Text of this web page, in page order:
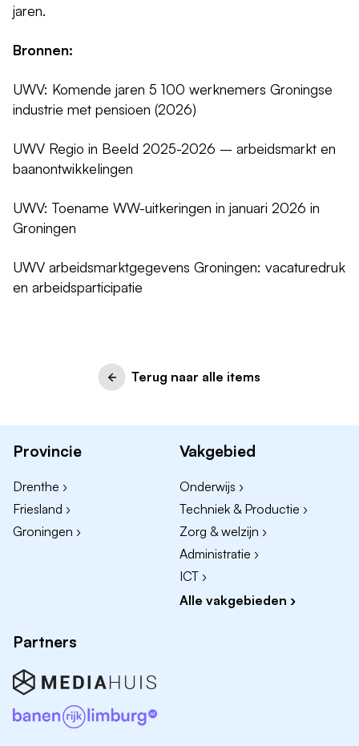
jaren.
Bronnen:
UWV: Komende jaren 5 100 werknemers Groningse
industrie met pensioen (2026)
UWV Regio in Beeld 2025-2026 – arbeidsmarkt en
baanontwikkelingen
UWV: Toename WW-uitkeringen in januari 2026 in
Groningen
UWV arbeidsmarktgegevens Groningen: vacaturedruk
en arbeidsparticipatie
Terug naar alle items
Provincie
Drenthe ›
Friesland ›
Groningen ›
Vakgebied
Onderwijs ›
Techniek & Productie ›
Zorg & welzijn ›
Administratie ›
ICT ›
Alle vakgebieden ›
Partners